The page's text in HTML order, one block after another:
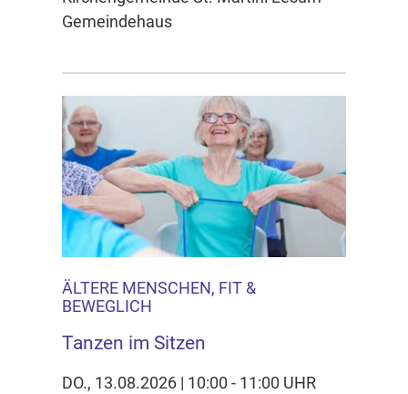
Gemeindehaus
ÄLTERE MENSCHEN, FIT &
BEWEGLICH
Tanzen im Sitzen
DO., 13.08.2026 | 10:00 - 11:00 UHR